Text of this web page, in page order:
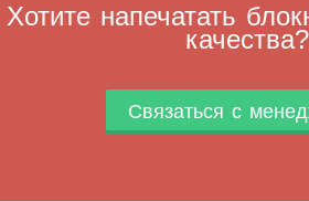
Хотите напечатать
качества?
Связаться с